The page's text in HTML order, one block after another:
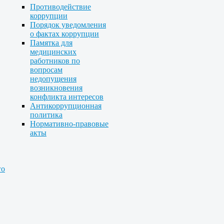
Противодействие
коррупции
Порядок уведомления
о фактах коррупции
Памятка для
медицинских
работников по
вопросам
недопущения
возникновения
конфликта интересов
Антикоррупционная
политика
Нормативно-правовые
акты